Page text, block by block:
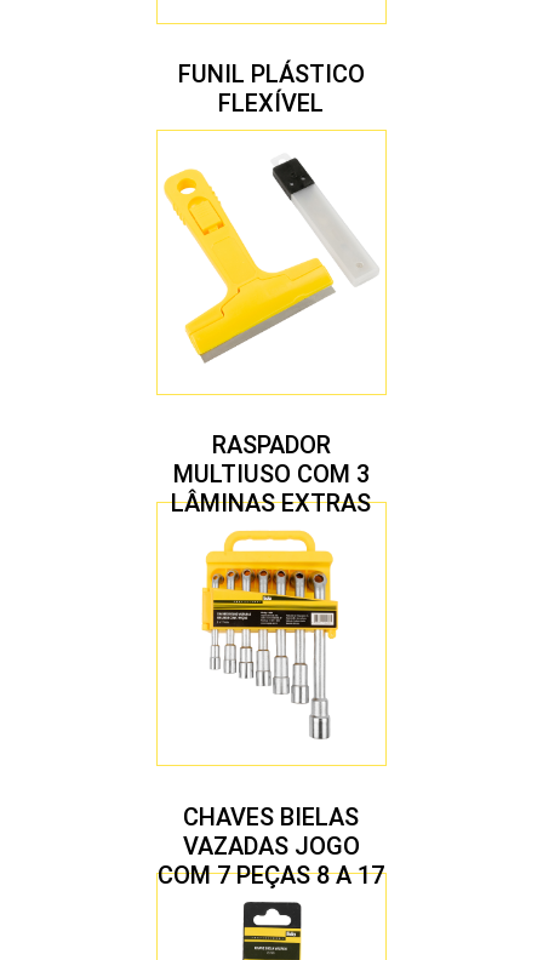
FUNIL PLÁSTICO
FLEXÍVEL
RASPADOR
MULTIUSO COM 3
LÂMINAS EXTRAS
CHAVES BIELAS
VAZADAS JOGO
COM 7 PEÇAS 8 A 17
MM